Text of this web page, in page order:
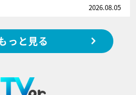
2026.08.05
っと見る